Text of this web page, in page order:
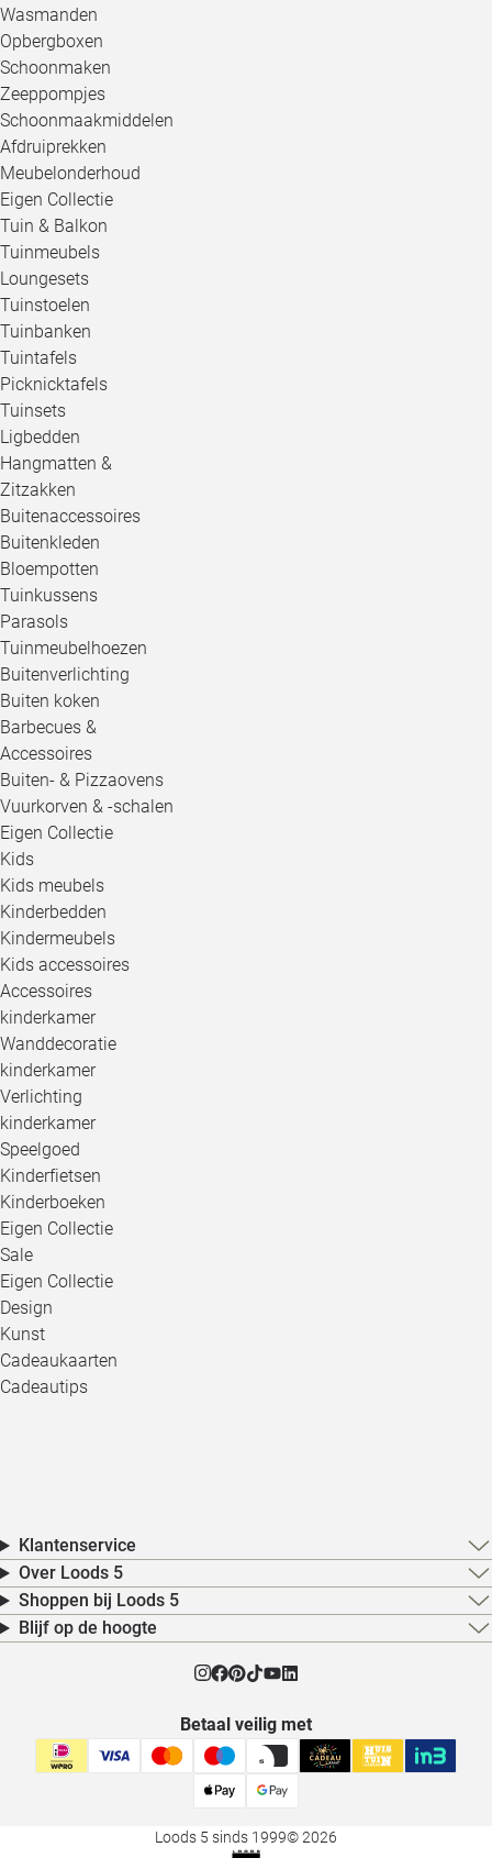
Wasmanden
Opbergboxen
Schoonmaken
Zeeppompjes
Schoonmaakmiddelen
Afdruiprekken
Meubelonderhoud
Eigen Collectie
Tuin & Balkon
Tuinmeubels
Loungesets
Tuinstoelen
Tuinbanken
Tuintafels
Picknicktafels
Tuinsets
Ligbedden
Hangmatten &
Zitzakken
Buitenaccessoires
Buitenkleden
Bloempotten
Tuinkussens
Parasols
Tuinmeubelhoezen
Buitenverlichting
Buiten koken
Barbecues &
Accessoires
Buiten- & Pizzaovens
Vuurkorven & -schalen
Eigen Collectie
Kids
Kids meubels
Kinderbedden
Kindermeubels
Kids accessoires
Accessoires
kinderkamer
Wanddecoratie
kinderkamer
Verlichting
kinderkamer
Speelgoed
Kinderfietsen
Kinderboeken
Eigen Collectie
Sale
Eigen Collectie
Design
Kunst
Cadeaukaarten
Cadeautips
Klantenservice
Over Loods 5
Shoppen bij Loods 5
Blijf op de hoogte
Betaal veilig met
Loods 5 sinds 1999© 2026